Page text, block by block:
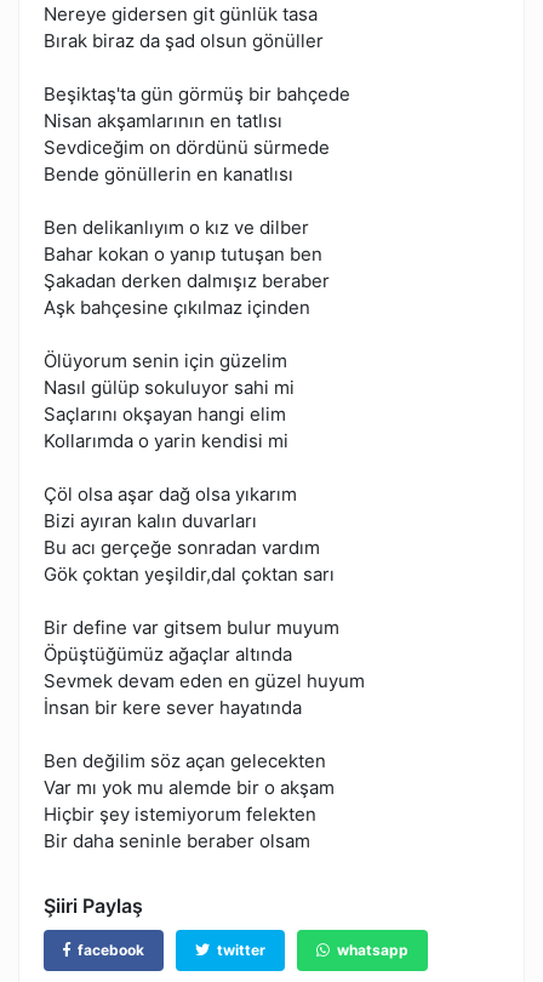
Nereye gidersen git günlük tasa
Bırak biraz da şad olsun gönüller
Beşiktaş'ta gün görmüş bir bahçede
Nisan akşamlarının en tatlısı
Sevdiceğim on dördünü sürmede
Bende gönüllerin en kanatlısı
Ben delikanlıyım o kız ve dilber
Bahar kokan o yanıp tutuşan ben
Şakadan derken dalmışız beraber
Aşk bahçesine çıkılmaz içinden
Ölüyorum senin için güzelim
Nasıl gülüp sokuluyor sahi mi
Saçlarını okşayan hangi elim
Kollarımda o yarin kendisi mi
Çöl olsa aşar dağ olsa yıkarım
Bizi ayıran kalın duvarları
Bu acı gerçeğe sonradan vardım
Gök çoktan yeşildir,dal çoktan sarı
Bir define var gitsem bulur muyum
Öpüştüğümüz ağaçlar altında
Sevmek devam eden en güzel huyum
İnsan bir kere sever hayatında
Ben değilim söz açan gelecekten
Var mı yok mu alemde bir o akşam
Hiçbir şey istemiyorum felekten
Bir daha seninle beraber olsam
Şiiri Paylaş
facebook twitter whatsapp